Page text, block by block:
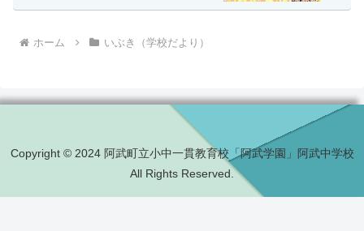
ホーム いぶき（学校だより）
Copyright © 2024 阿武町立小中一貫教育校「阿武学園」阿武中学校
All Rights Reserved.